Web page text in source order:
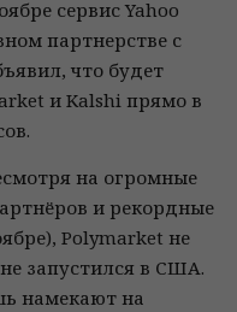
сервис Yahoo
партнерстве с
что будет
и Kalshi прямо в
на огромные
и рекордные
Polymarket не
запустился в США.
намекают на